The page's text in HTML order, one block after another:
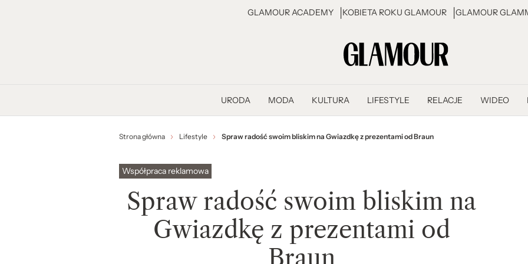
GLAMOUR ACADEMY KOBIETA ROKU GLAMOUR GLAMOUR
URODA MODA KULTURA LIFESTYLE RELACJE WIDEO
Strona główna Lifestyle Spraw radość swoim bliskim na Gwiazdkę z prezentami od Braun
Współpraca reklamowa
Spraw radość swoim bliskim na
Gwiazdkę z prezentami od
Braun